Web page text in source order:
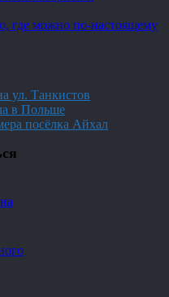
где можно по-настоящему
ул. Танкистов
в Польше
посёлка Айхал